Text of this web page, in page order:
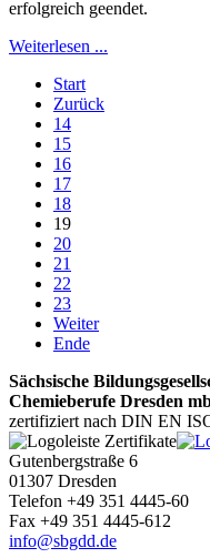
erfolgreich geendet.
Weiterlesen ...
Start
Zurück
14
15
16
17
18
19
20
21
22
23
Weiter
Ende
Sächsische
Chemieberufe Dresden
zertifiziert nach DIN EN
Gutenbergstraße 6
01307 Dresden
Telefon +49 351 4445-60
Fax +49 351 4445-612
info@sbgdd.de